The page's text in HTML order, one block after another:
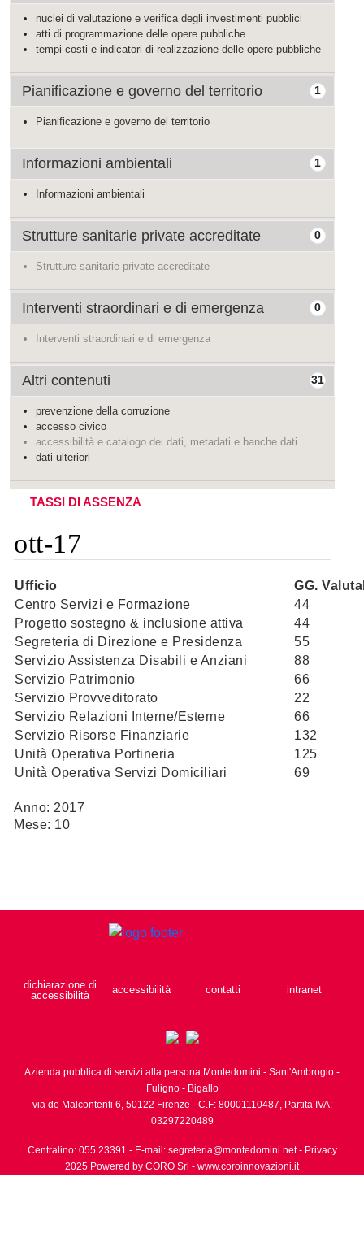
nuclei di valutazione e verifica degli investimenti pubblici
atti di programmazione delle opere pubbliche
tempi costi e indicatori di realizzazione delle opere pubbliche
1
Pianificazione e governo del territorio
Pianificazione e governo del territorio
1
Informazioni ambientali
Informazioni ambientali
0
Strutture sanitarie private accreditate
Strutture sanitarie private accreditate
0
Interventi straordinari e di emergenza
Interventi straordinari e di emergenza
31
Altri contenuti
prevenzione della corruzione
accesso civico
accessibilità e catalogo dei dati, metadati e banche dati
dati ulteriori
TASSI DI ASSENZA
ott-17
Ufficio
GG.
Centro Servizi e Formazione
44
Progetto sostegno & inclusione attiva
44
Segreteria di Direzione e Presidenza
55
Servizio Assistenza Disabili e Anziani
88
Servizio Patrimonio
66
Servizio Provveditorato
22
Servizio Relazioni Interne/Esterne
66
Servizio Risorse Finanziarie
132
Unità Operativa Portineria
125
Unità Operativa Servizi Domiciliari
69
Anno: 2017
Mese: 10
dichiarazione di
accessibilità
accessibilità contatti intranet
Azienda pubblica di servizi alla persona Montedomini - Sant'Ambrogio -
Fuligno - Bigallo
via de Malcontenti 6, 50122 Firenze - C.F: 80001110487, Partita IVA:
03297220489
Centralino: 055 23391 - E-mail: segreteria@montedomini.net- Privacy
2025 Powered by CORO Srl - www.coroinnovazioni.it